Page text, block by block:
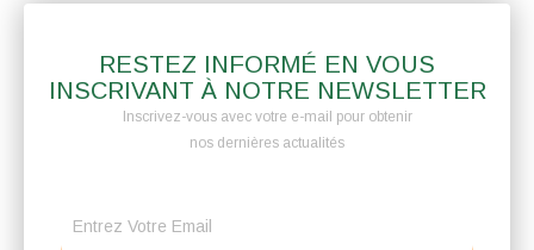
RESTEZ INFORMÉ EN VOUS
INSCRIVANT À NOTRE NEWSLETTER
Inscrivez-vous avec votre e-mail pour obtenir
nos dernières actualités